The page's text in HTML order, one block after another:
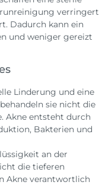
verringert
Dadurch kann ein
und weniger gereizt
Linderung und eine
sie nicht die
Akne entsteht durch
Bakterien und
an der
die tieferen
Akne verantwortlich